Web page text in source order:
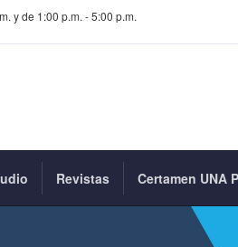
y de 1:00 p.m. - 5:00 p.m.
Revistas Certamen UNA